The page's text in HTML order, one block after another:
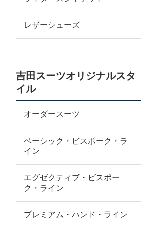
レザーシューズ
吉田スーツオリジナルスタ
イル
オーダースーツ
ベーシック・ビスポーク・ラ
イン
エグゼクティブ・ビスポー
ク・ライン
プレミアム・ハンド・ライン